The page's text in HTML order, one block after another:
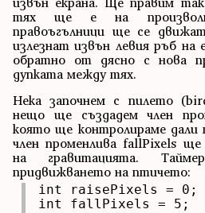
тях ще е на
правоъгълници ще се
излезнат извън левия ръб
обратно от дясно с нова
дупката между тях.
Нека започнем с пилето
нещо ще създадем член
която ще контролираме дали
член променлива fallPixels
на гравитацията.
придвижването на птичето:
int raisePixels = 0;
int fallPixels = 5;